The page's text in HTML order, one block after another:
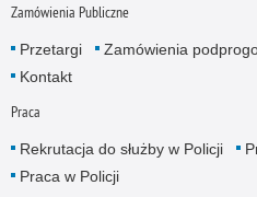
Zamówienia Publiczne
Przetargi Zamówienia
Kontakt
Praca
Rekrutacja do służby w Policji
Praca w Policji